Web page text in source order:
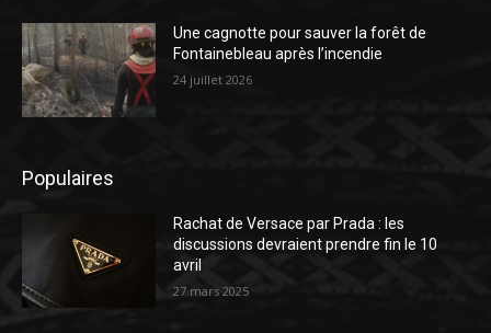
Une cagnotte pour sauver la forêt de
Fontainebleau après l’incendie
24 juillet 2026
Populaires
Rachat de Versace par Prada : les
discussions devraient prendre fin le 10
avril
27 mars 2025